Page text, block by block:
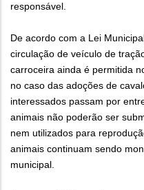
responsável.
De acordo com a Lei
circulação de veículo de
carroceira ainda é permitida
no caso das adoções de
interessados passam por
animais não poderão ser
nem utilizados para
animais continuam sendo
municipal.